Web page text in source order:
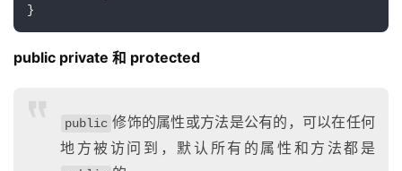
}
public private 和 protected
public 修饰的属性或方法是公有的，可以在任何
地方被访问到，默认所有的属性和方法都是